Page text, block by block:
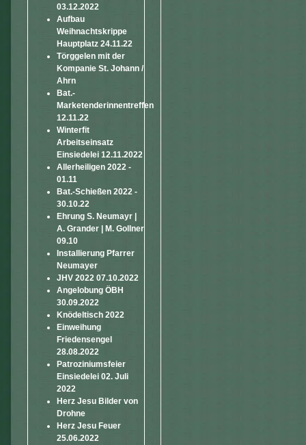
03.12.2022
Aufbau
Weihnachtskrippe
Hauptplatz 24.11.22
Törggelen mit der
Kompanie St. Johann /
Ahrn
Bat.-
Marketenderinnentreffen
12.11.22
Winterfit
Arbeitseinsatz
Einsiedelei 12.11.2022
Allerheiligen 2022 -
01.11
Bat.-Schießen 2022 -
30.10.22
Ehrung S. Neumayr |
A. Grander | M. Gollner
09.10
Installierung Pfarrer
Neumayer
JHV 2022 07.10.2022
Angelobung ÖBH
30.09.2022
Knödeltisch 2022
Einweihung
Friedensengel
28.08.2022
Patroziniumsfeier
Einsiedelei 02. Juli
2022
Herz Jesu Bilder von
Drohne
Herz Jesu Feuer
25.06.2022